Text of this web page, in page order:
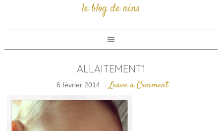
le blog de nins
ALLAITEMENT1
6 février 2014 · Leave a Comment